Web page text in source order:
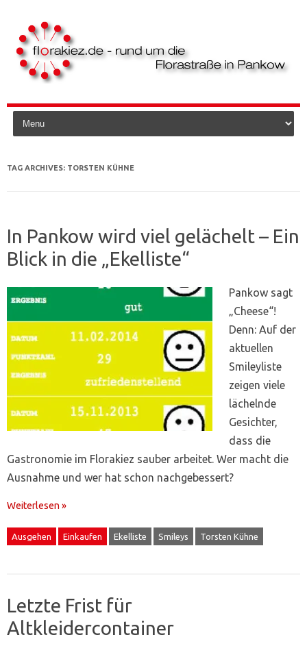
Skip to content
TAG ARCHIVES: TORSTEN KÜHNE
In Pankow wird viel gelächelt – Ein
Blick in die „Ekelliste“
Pankow sagt
„Cheese“!
Denn: Auf der
aktuellen
Smileyliste
zeigen viele
lächelnde
Gesichter,
dass die
Gastronomie im Florakiez sauber arbeitet. Wer macht die
Ausnahme und wer hat schon nachgebessert?
Weiterlesen »
Ausgehen Einkaufen Ekelliste Smileys Torsten Kühne
Letzte Frist für
Altkleidercontainer